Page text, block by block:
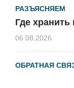
РАЗЪЯСНЯЕМ
Где хранить
06.08.2026
ОБРАТНАЯ